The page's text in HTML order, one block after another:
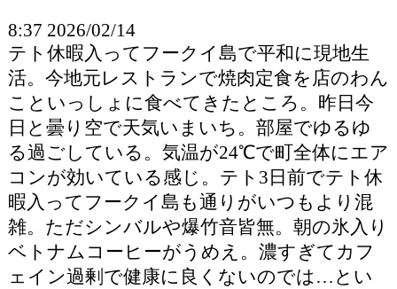
8:37 2026/02/14
テト休暇入ってフークイ島で平和に現地生
活。今地元レストランで焼肉定食を店のわん
こといっしょに食べてきたところ。昨日今
日と曇り空で天気いまいち。部屋でゆるゆ
る過ごしている。気温が24℃で町全体にエア
コンが効いている感じ。テト3日前でテト休
暇入ってフークイ島も通りがいつもより混
雑。ただシンバルや爆竹音皆無。朝の氷入り
ベトナムコーヒーがうめえ。濃すぎてカフ
ェイン過剰で健康に良くないのでは…とい